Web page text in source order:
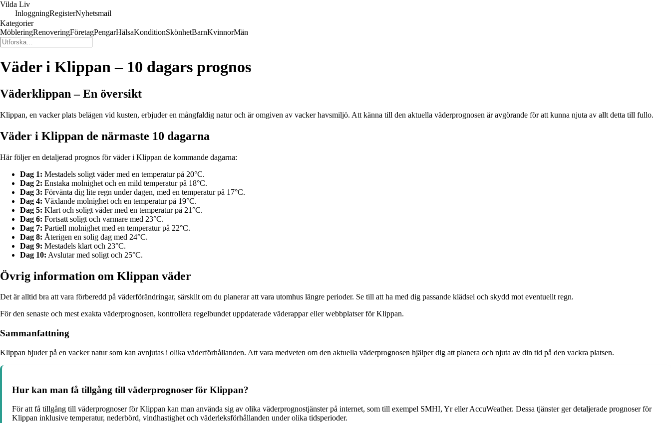
Vilda Liv
InloggningRegisterNyhetsmail
Kategorier
MöbleringRenoveringFöretagPengarHälsaKonditionSkönhetBarnKvinnorMän
Väder i Klippan – 10 dagars prognos
Väderklippan – En översikt
Klippan, en vacker plats belägen vid kusten, erbjuder en mångfaldig natur och är omgiven av vacker havsmiljö. Att känna till den aktuella väderprognosen är avgörande för att kunna njuta av allt detta till fullo.
Väder i Klippan de närmaste 10 dagarna
Här följer en detaljerad prognos för väder i Klippan de kommande dagarna:
Dag 1: Mestadels soligt väder med en temperatur på 20°C.
Dag 2: Enstaka molnighet och en mild temperatur på 18°C.
Dag 3: Förvänta dig lite regn under dagen, med en temperatur på 17°C.
Dag 4: Växlande molnighet och en temperatur på 19°C.
Dag 5: Klart och soligt väder med en temperatur på 21°C.
Dag 6: Fortsatt soligt och varmare med 23°C.
Dag 7: Partiell molnighet med en temperatur på 22°C.
Dag 8: Återigen en solig dag med 24°C.
Dag 9: Mestadels klart och 23°C.
Dag 10: Avslutar med soligt och 25°C.
Övrig information om Klippan väder
Det är alltid bra att vara förberedd på väderförändringar, särskilt om du planerar att vara utomhus längre perioder. Se till att ha med dig passande klädsel och skydd mot eventuellt regn.
För den senaste och mest exakta väderprognosen, kontrollera regelbundet uppdaterade väderappar eller webbplatser för Klippan.
Sammanfattning
Klippan bjuder på en vacker natur som kan avnjutas i olika väderförhållanden. Att vara medveten om den aktuella väderprognosen hjälper dig att planera och njuta av din tid på den vackra platsen.
Hur kan man få tillgång till väderprognoser för Klippan?
För att få tillgång till väderprognoser för Klippan kan man använda sig av olika väderprognostjänster på internet, som till exempel SMHI, Yr eller AccuWeather. Dessa tjänster ger detaljerade prognoser för
Klippan inklusive temperatur, nederbörd, vindhastighet och väderleksförhållanden under olika tidsperioder.